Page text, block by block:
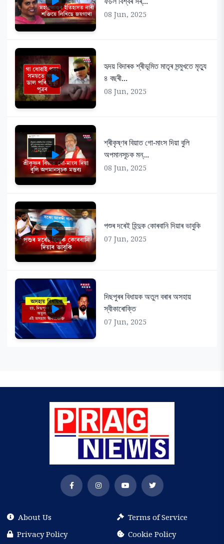
08 Jun, 2025
হৃদয় বিদাৰক শ্ৰীভূমিত মাতৃৰ সন্মুখতে মৃত্যু
৪ বছৰী...
08 Jun, 2025
শ্ৰীকৃষ্ণৰ বিয়াত গো-মাংস দিয়া বুলি
অপমানসূচক মন্...
08 Jun, 2025
পশুৰ দৰেই হিন্দুক কোৰবানি দিয়াৰ ভাবুকি
07 Jun, 2025
দিছপুৰৰ বিধায়ক অতুল বৰাৰ অসহায়
স্বীকাৰোক্তি
07 Jun, 2025
About Us
Terms of Service
Privacy Policy
Cookie Policy